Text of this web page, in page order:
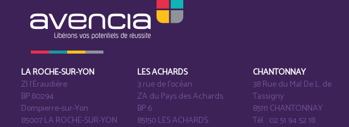
LA ROCHE-SUR-YON
ZI l‘Éraudière
BP 80294
Dompierre-sur-Yon
85007 LA ROCHE-SUR-YON
LES ACHARDS
3 rue de l’océan
ZA du Pays des Achards
BP 6
85150 LES ACHARDS
CHANTONNAY
38 Rue du Mal De L. de
Tassigny
85111 CHANTONNAY
Tél. : 02 51 94 52 18